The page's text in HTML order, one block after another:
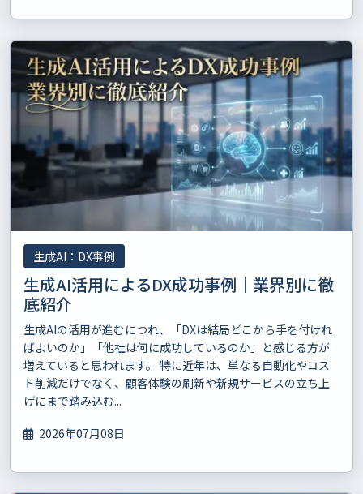
生成AI：DX事例
生成AI活用によるDX成功事例｜業界別に徹
底紹介
生成AIの活用が進むにつれ、「DXは結局どこから手を付けれ
ばよいのか」「他社は何に成功しているのか」と感じる方が
増えていると思われます。 特に近年は、単なる自動化やコス
ト削減だけでなく、顧客体験の刷新や新規サービスの立ち上
げにまで踏み込む...
2026年07月08日